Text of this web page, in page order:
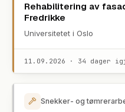
Rehabilitering av
Fredrikke
Universitetet i Oslo
11.09.2026 · 34 dager
Snekker- og